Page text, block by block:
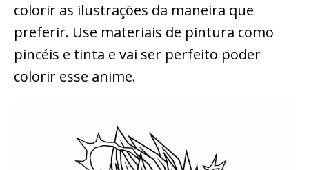
colorir as ilustrações da maneira que
preferir. Use materiais de pintura como
pincéis e tinta e vai ser perfeito poder
colorir esse anime.